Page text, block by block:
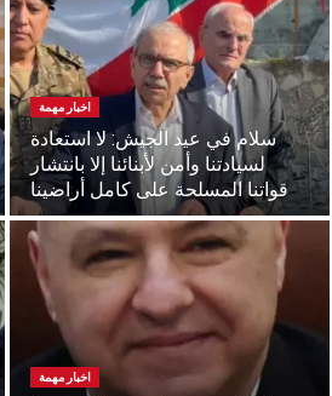
اخبار مهمة
سلام في عيد الجيش: لا استعادة
لسيادتنا وأمن لأبنائنا إلا بانتشار
قواتنا المسلحة على كامل أراضينا
اخبار مهمة